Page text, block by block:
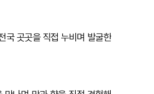
곳곳을 직접 누비며 발굴한